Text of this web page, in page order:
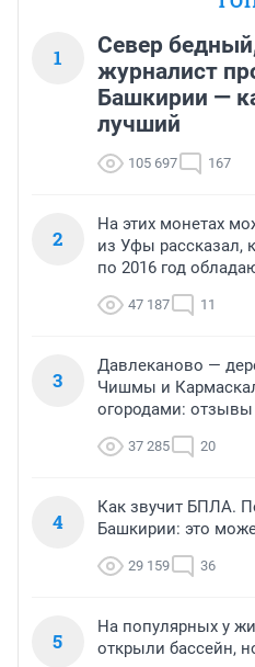
1
Север
журналист
Башкирии —
лучший
105 697 167
2
На этих монетах
из Уфы рассказал,
по 2016 год
47 187 11
3
Давлеканово —
Чишмы и
огородами:
37 285 20
4
Как звучит БПЛА.
Башкирии: это
29 159 36
5
На популярных у
открыли бассейн,